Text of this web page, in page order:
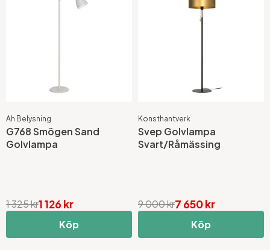
Ah Belysning
G768 Smögen Sand
Golvlampa
1 126 kr
1 325 kr
Köp
Konsthantverk
Svep Golvlampa
Svart/Råmässing
7 650 kr
9 000 kr
Köp